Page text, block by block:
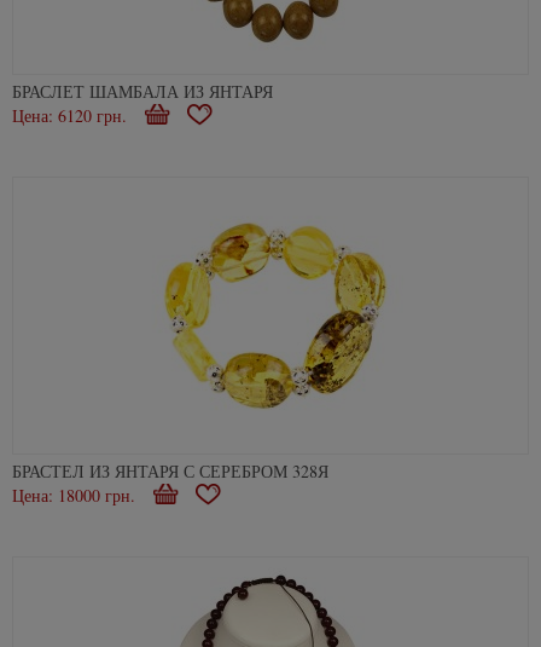
БРАСЛЕТ ШАМБАЛА ИЗ ЯНТАРЯ
Цена: 6120 грн.
Купити
В
БРАСТЕЛ ИЗ ЯНТАРЯ С СЕРЕБРОМ 328Я
Цена: 18000 грн.
Купити
В